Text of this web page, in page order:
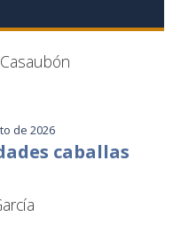
de 2026
caballas